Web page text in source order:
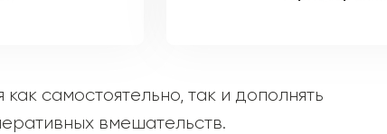
самостоятельно, так и дополнять
вмешательств.